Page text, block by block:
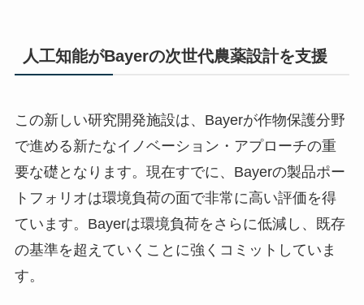
人工知能がBayerの次世代農薬設計を支援
この新しい研究開発施設は、Bayerが作物保護分野
で進める新たなイノベーション・アプローチの重
要な礎となります。現在すでに、Bayerの製品ポー
トフォリオは環境負荷の面で非常に高い評価を得
ています。Bayerは環境負荷をさらに低減し、既存
の基準を超えていくことに強くコミットしていま
す。